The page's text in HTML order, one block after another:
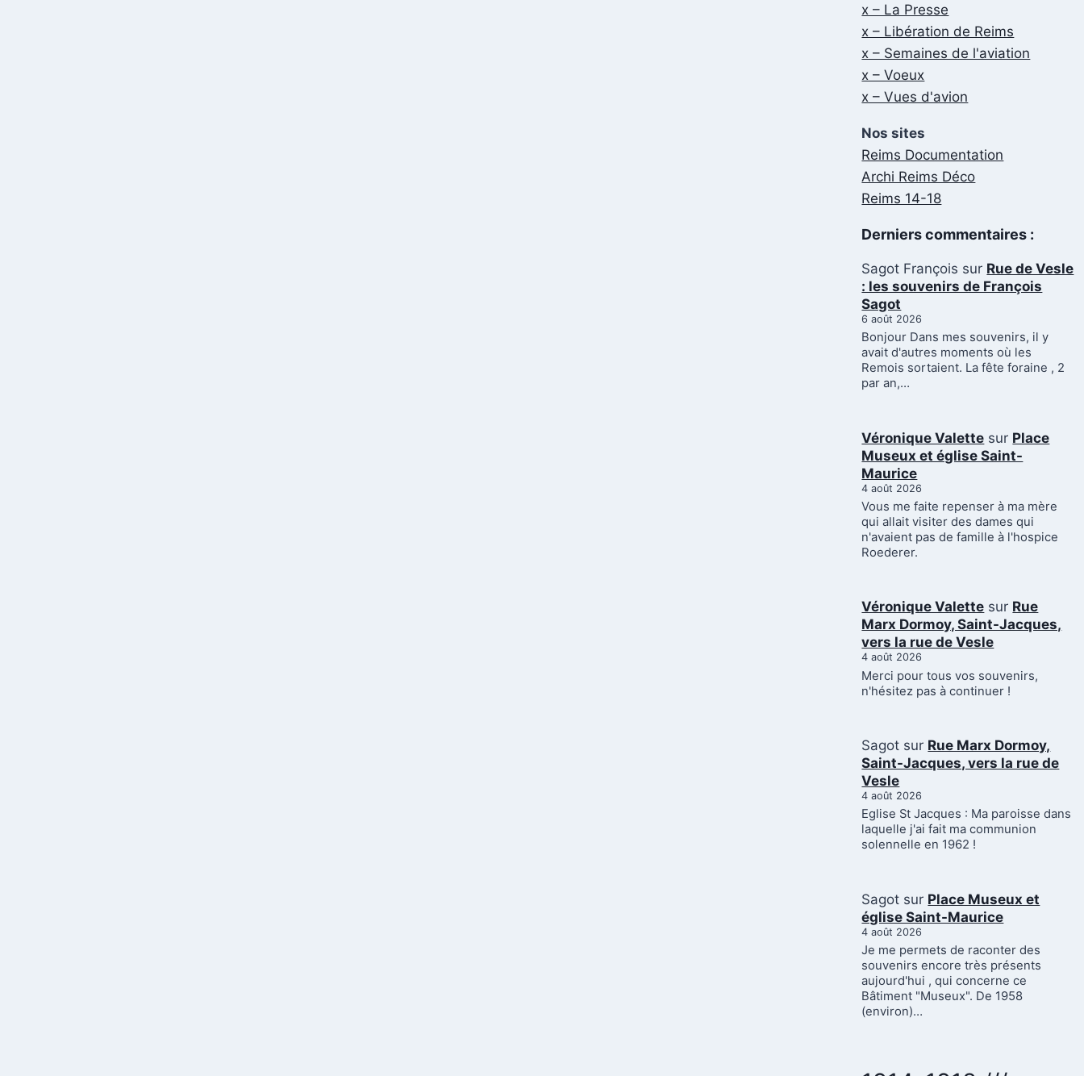
x – La Presse
x – Libération de Reims
x – Semaines de l'aviation
x – Voeux
x – Vues d'avion
Nos sites
Reims Documentation
Archi Reims Déco
Reims 14-18
Derniers commentaires :
Sagot François sur Rue de Vesle
: les souvenirs de François
Sagot
6 août 2026
Bonjour Dans mes souvenirs, il y
avait d'autres moments où les
Remois sortaient. La fête foraine , 2
par an,…
Véronique Valette sur Place
Museux et église Saint-
Maurice
4 août 2026
Vous me faite repenser à ma mère
qui allait visiter des dames qui
n'avaient pas de famille à l'hospice
Roederer.
Véronique Valette sur Rue
Marx Dormoy, Saint-Jacques,
vers la rue de Vesle
4 août 2026
Merci pour tous vos souvenirs,
n'hésitez pas à continuer !
Sagot sur Rue Marx Dormoy,
Saint-Jacques, vers la rue de
Vesle
4 août 2026
Eglise St Jacques : Ma paroisse dans
laquelle j'ai fait ma communion
solennelle en 1962 !
Sagot sur Place Museux et
église Saint-Maurice
4 août 2026
Je me permets de raconter des
souvenirs encore très présents
aujourd'hui , qui concerne ce
Bâtiment "Museux". De 1958
(environ)…